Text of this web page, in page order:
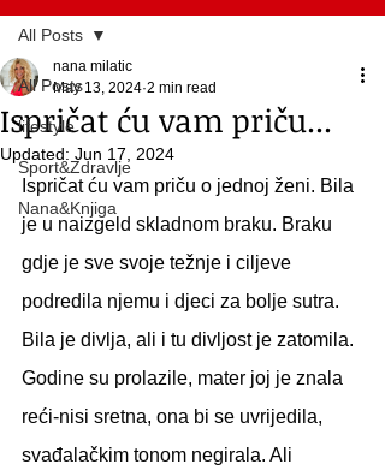
All Posts
lifestyle
Sport&Zdravlje
Nana&Knjiga
All Posts
Ispričat ću vam priču...
nana milatic
May 13, 2024 2 min read
Updated: Jun 17, 2024
Ispričat ću vam priču o jednoj ženi. Bila
je u naizgeld skladnom braku. Braku
gdje je sve svoje težnje i ciljeve
podredila njemu i djeci za bolje sutra.
Bila je divlja, ali i tu divljost je zatomila.
Godine su prolazile, mater joj je znala
reći-nisi sretna, ona bi se uvrijedila,
svađalačkim tonom negirala. Ali